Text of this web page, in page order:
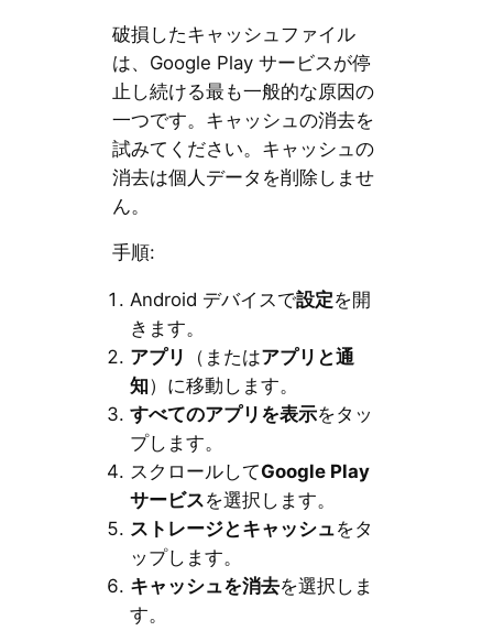
破損したキャッシュファイル
は、Google Play サービスが停
止し続ける最も一般的な原因の
一つです。キャッシュの消去を
試みてください。キャッシュの
消去は個人データを削除しませ
ん。
手順:
Android デバイスで設定を開
きます。
アプリ
（またはアプリと通
知）に移動します。
すべてのアプリを表示をタッ
プします。
スクロールしてGoogle Play
サービスを選択します。
ストレージとキャッシュをタ
ップします。
キャッシュを消去を選択しま
す。